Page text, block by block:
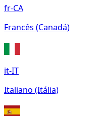
fr-CA
Francês (Canadá)
it-IT
Italiano (Itália)